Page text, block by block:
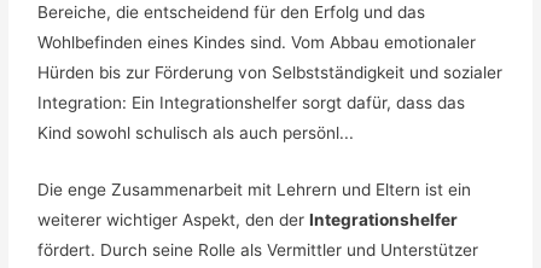
Bereiche, die entscheidend für den Erfolg und das
Wohlbefinden eines Kindes sind. Vom Abbau emotionaler
Hürden bis zur Förderung von Selbstständigkeit und sozialer
Integration: Ein Integrationshelfer sorgt dafür, dass das
Kind sowohl schulisch als auch persönl...
Die enge Zusammenarbeit mit Lehrern und Eltern ist ein
weiterer wichtiger Aspekt, den derIntegrationshelfer
fördert. Durch seine Rolle als Vermittler und Unterstützer